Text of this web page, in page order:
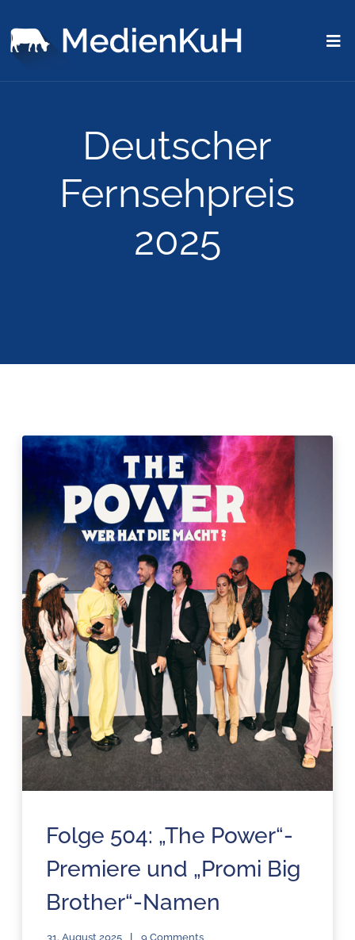
Deutscher
Fernsehpreis
2025
Folge 504: „The Power“-
Premiere und „Promi Big
Brother“-Namen
31. August 2025 9 Comments